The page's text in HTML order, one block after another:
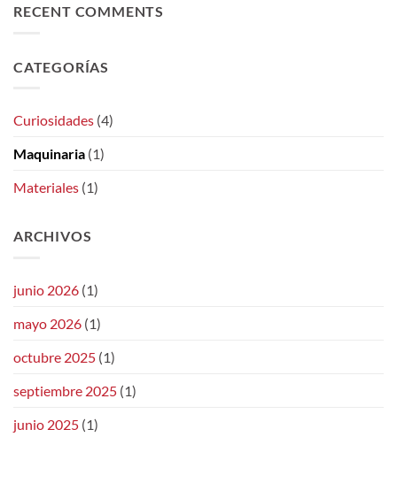
RECENT COMMENTS
CATEGORÍAS
Curiosidades (4)
Maquinaria (1)
Materiales (1)
ARCHIVOS
junio 2026 (1)
mayo 2026 (1)
octubre 2025 (1)
septiembre 2025 (1)
junio 2025 (1)